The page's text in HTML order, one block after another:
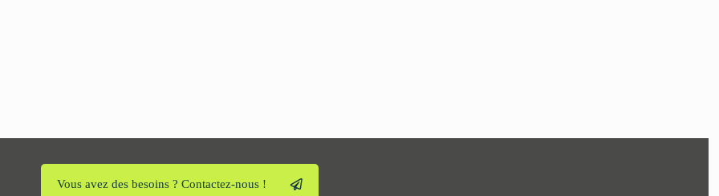
Vous avez des besoins ? Contactez-nous !